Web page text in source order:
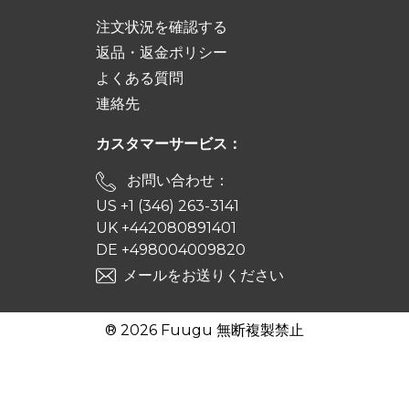
注文状況を確認する
返品・返金ポリシー
よくある質問
連絡先
カスタマーサービス：
お問い合わせ：
US +1 (346) 263-3141
UK +442080891401
DE +498004009820
メールをお送りください
® 2026 Fuugu 無断複製禁止